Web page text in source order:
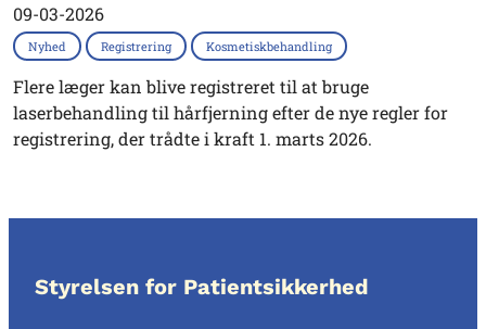
09-03-2026
Nyhed Registrering Kosmetiskbehandling
Flere læger kan blive registreret til at bruge
laserbehandling til hårfjerning efter de nye regler for
registrering, der trådte i kraft 1. marts 2026.
Styrelsen for Patientsikkerhed